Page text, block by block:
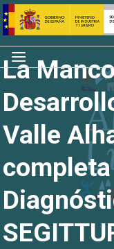
Saltar
al
contenido
Inicio
Menú
La
Valle